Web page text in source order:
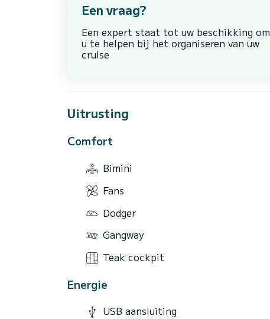
Een vraag?
Een expert staat tot uw beschikking om
u te helpen bij het organiseren van uw
cruise
Uitrusting
Comfort
Bimini
Fans
Dodger
Gangway
Teak cockpit
Energie
USB aansluiting